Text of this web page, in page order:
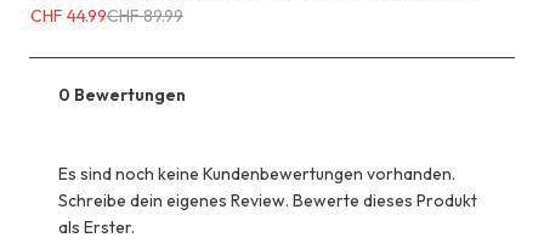
Erhältlich
CHF 44.99
anstatt
CHF 89.99
CHF 44.99CHF 89.99
0 Bewertungen
Es sind noch keine Kundenbewertungen vorhanden.
Schreibe dein eigenes Review. Bewerte dieses Produkt
als Erster.